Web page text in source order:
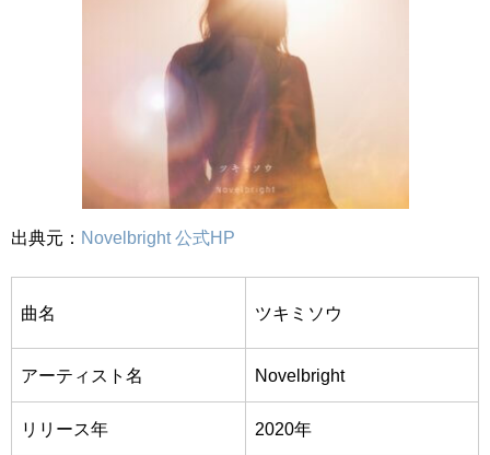
出典元： Novelbright 公式HP
曲名 ツキミソウ
アーティスト名 Novelbright
リリース年 2020年